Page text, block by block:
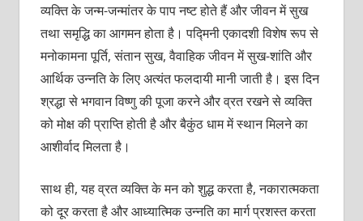
व्यक्ति के जन्म-जन्मांतर के पाप नष्ट होते हैं और जीवन में सुख
तथा समृद्धि का आगमन होता है। पद्मिनी एकादशी विशेष रूप से
मनोकामना पूर्ति, संतान सुख, वैवाहिक जीवन में सुख-शांति और
आर्थिक उन्नति के लिए अत्यंत फलदायी मानी जाती है। इस दिन
श्रद्धा से भगवान विष्णु की पूजा करने और व्रत रखने से व्यक्ति
को मोक्ष की प्राप्ति होती है और बैकुंठ धाम में स्थान मिलने का
आशीर्वाद मिलता है।
साथ ही, यह व्रत व्यक्ति के मन को शुद्ध करता है, नकारात्मकता
को दूर करता है और आध्यात्मिक उन्नति का मार्ग प्रशस्त करता